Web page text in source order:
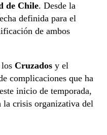
de Chile. Desde la
definida para el
de ambos
Cruzados y el
complicaciones que ha
inicio de temporada,
la crisis organizativa del